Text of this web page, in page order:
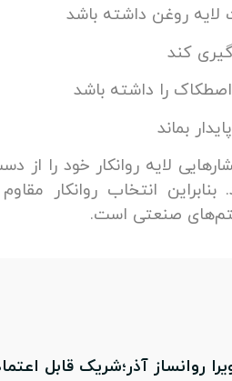
لایه‌ روغن داشته باشد
کند
را داشته باشد
بماند
لایه‌ روانکار خود را از
انتخاب روانکار مقاوم
صنعتی است.
روانساز آذر؛شریک قابل